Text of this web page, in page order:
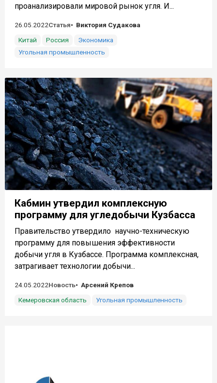
проанализировали мировой рынок угля. И...
26.05.2022Статья
Виктория Судакова
Китай
Россия
Экономика
Угольная промышленность
Кабмин утвердил комплексную
программу для угледобычи Кузбасса
Правительство утвердило научно-техническую
программу для повышения эффективности
добычи угля в Кузбассе. Программа комплексная,
затрагивает технологии добычи...
24.05.2022Новость
Арсений Крепов
Кемеровская область
Угольная промышленность